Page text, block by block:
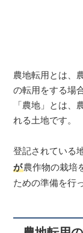
農地転用とは、
の転用をする場
「農地」とは、
れる土地です。
登記されている
が農作物の栽培
ための準備を行